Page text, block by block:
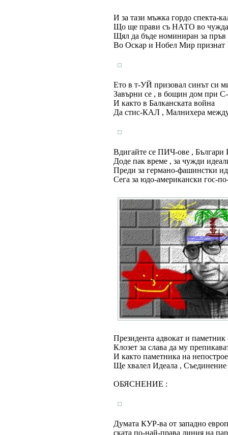
И за тази мъжка гордо спекта-
Що ще прави съ НАТО во
Щял да бъде номиниран за пръв
Во Оскар и Нобел Мир признат
Ето в т-УЙ призовал синът си
Завърни се , в бощин дом при
И както в Балканската война
Да стис-КАЛ , Малнихера
Вдигайте се ПИЧ-ове ,
Доде пак време , за чужди
Преди за германо-фашинстки
Сега за юдо-американски гос-
Президента адвокат и
Клозет за слава да му
И както паметника на
Ще хвалел Идеала , Съединение
ОБЯСНЕНИЕ :
Думата КУР-ва от западно
ската по-най-права линия на